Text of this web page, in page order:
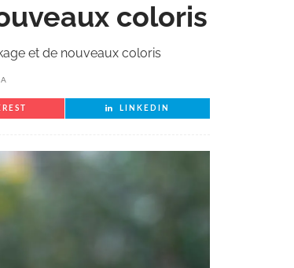
coloris
et de nouveaux coloris
LINKEDIN